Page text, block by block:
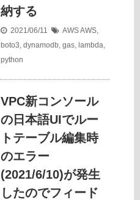
納する
2021/06/11 AWSAWS,
boto3, dynamodb, gas, lambda,
python
VPC新コンソール
の日本語UIでルー
トテーブル編集時
のエラー
(2021/6/10)が発生
したのでフィード